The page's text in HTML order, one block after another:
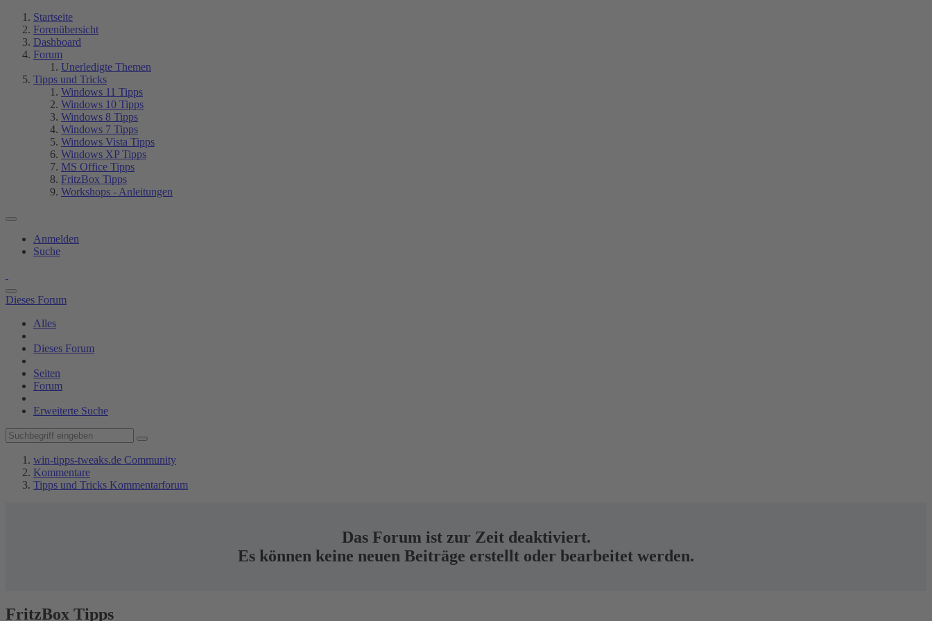
Startseite
Forenübersicht
Dashboard
Forum
Unerledigte Themen
Tipps und Tricks
Windows 11 Tipps
Windows 10 Tipps
Windows 8 Tipps
Windows 7 Tipps
Windows Vista Tipps
Windows XP Tipps
MS Office Tipps
FritzBox Tipps
Workshops - Anleitungen
Anmelden
Suche
Dieses Forum
Alles
Dieses Forum
Seiten
Forum
Erweiterte Suche
win-tipps-tweaks.de Community
Kommentare
Tipps und Tricks Kommentarforum
Das Forum ist zur Zeit deaktiviert.
Es können keine neuen Beiträge erstellt oder bearbeitet werden.
FritzBox Tipps